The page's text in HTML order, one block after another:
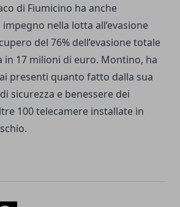
di Fiumicino ha anche
nella lotta all’evasione
del 76% dell’evasione totale
in 17 milioni di euro. Montino, ha
presenti quanto fatto dalla sua
sicurezza e benessere dei
100 telecamere installate in